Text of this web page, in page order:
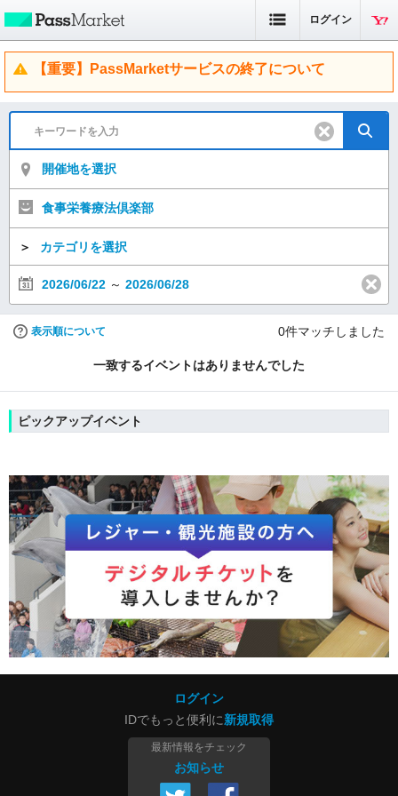
ログイン
【重要】PassMarketサービスの終了について
開催地を選択
食事栄養療法倶楽部
＞ カテゴリを選択
2026/06/22 ～ 2026/06/28
表示順について 0件マッチしました
一致するイベントはありませんでした
ピックアップイベント
ログイン
IDでもっと便利に新規取得
最新情報をチェック
お知らせ